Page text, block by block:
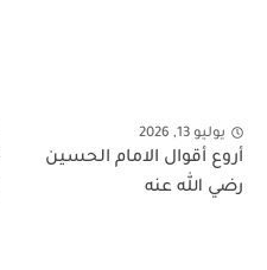
يوليو 13, 2026
أروع أقوال الامام الحسين
رضي الله عنه